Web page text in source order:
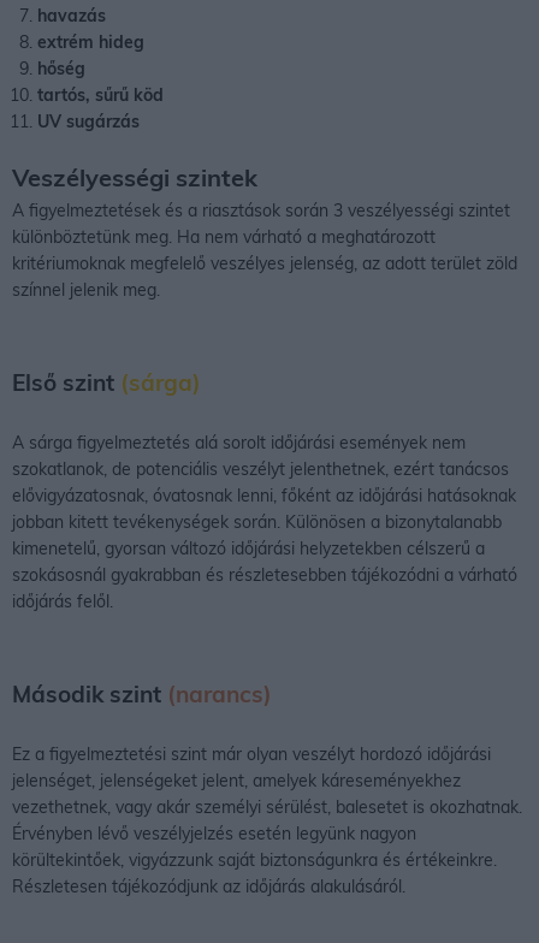
havazás
extrém hideg
hőség
tartós, sűrű köd
UV sugárzás
Veszélyességi szintek
A figyelmeztetések és a riasztások során 3 veszélyességi szintet
különböztetünk meg. Ha nem várható a meghatározott
kritériumoknak megfelelő veszélyes jelenség, az adott terület zöld
színnel jelenik meg.
Első szint (sárga)
A sárga figyelmeztetés alá sorolt időjárási események nem
szokatlanok, de potenciális veszélyt jelenthetnek, ezért tanácsos
elővigyázatosnak, óvatosnak lenni, főként az időjárási hatásoknak
jobban kitett tevékenységek során. Különösen a bizonytalanabb
kimenetelű, gyorsan változó időjárási helyzetekben célszerű a
szokásosnál gyakrabban és részletesebben tájékozódni a várható
időjárás felől.
Második szint (narancs)
Ez a figyelmeztetési szint már olyan veszélyt hordozó időjárási
jelenséget, jelenségeket jelent, amelyek káreseményekhez
vezethetnek, vagy akár személyi sérülést, balesetet is okozhatnak.
Érvényben lévő veszélyjelzés esetén legyünk nagyon
körültekintőek, vigyázzunk saját biztonságunkra és értékeinkre.
Részletesen tájékozódjunk az időjárás alakulásáról.